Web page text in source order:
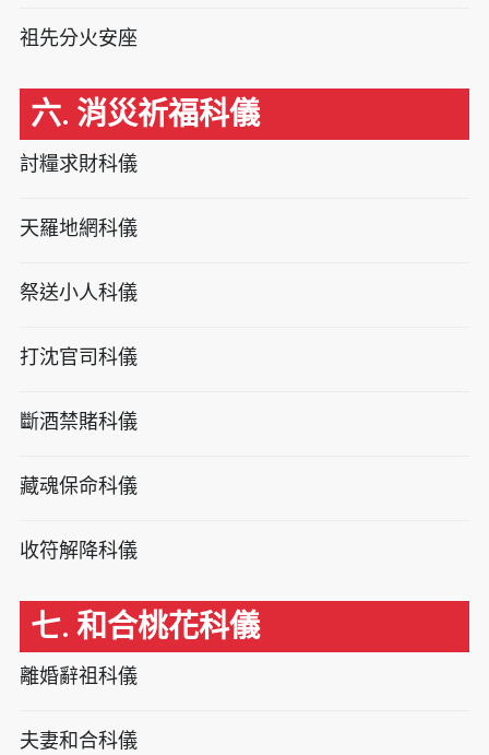
祖先分火安座
六. 消災祈福科儀
討糧求財科儀
天羅地網科儀
祭送小人科儀
打沈官司科儀
斷酒禁賭科儀
藏魂保命科儀
收符解降科儀
七. 和合桃花科儀
離婚辭祖科儀
夫妻和合科儀